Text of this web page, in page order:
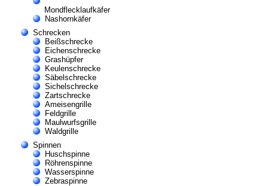
Mondflecklaufkäfer
Nashornkäfer
Schrecken
Beißschrecke
Eichenschrecke
Grashüpfer
Keulenschrecke
Säbelschrecke
Sichelschrecke
Zartschrecke
Ameisengrille
Feldgrille
Maulwurfsgrille
Waldgrille
Spinnen
Huschspinne
Röhrenspinne
Wasserspinne
Zebraspinne